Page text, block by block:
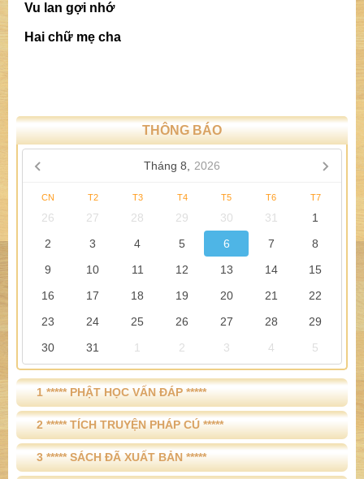
Vu lan gợi nhớ
Hai chữ mẹ cha
THÔNG BÁO
Tháng 8, 2026
CN T2 T3 T4 T5 T6 T7
26 27 28 29 30 31
1
2
3 4 5 6 7
8
9
10 11 12 13 14
15
16
17 18 19 20 21
22
23
24 25 26 27 28
29
30
31 1 2 3 4 5
1 ***** PHẬT HỌC VẤN ĐÁP *****
2 ***** TÍCH TRUYỆN PHÁP CÚ *****
3 ***** SÁCH ĐÃ XUẤT BẢN *****